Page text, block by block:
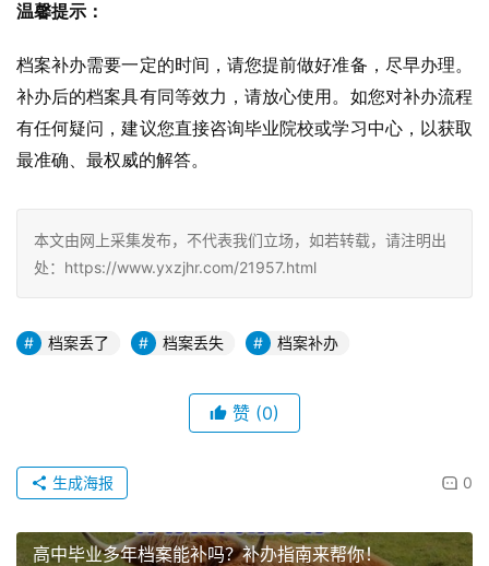
温馨提示：
档案补办需要一定的时间，请您提前做好准备，尽早办理。
补办后的档案具有同等效力，请放心使用。如您对补办流程
有任何疑问，建议您直接咨询毕业院校或学习中心，以获取
最准确、最权威的解答。
本文由网上采集发布，不代表我们立场，如若转载，请注明出
处：https://www.yxzjhr.com/21957.html
档案丢了 档案丢失 档案补办
赞 (0)
0
生成海报
高中毕业多年档案能补吗？补办指南来帮你！